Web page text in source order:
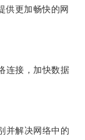
供更加畅快的网
接，加快数据
解决网络中的